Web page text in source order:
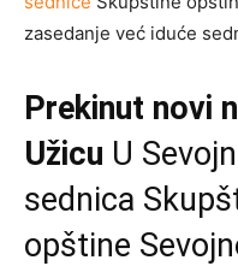
zasedanje već iduće
Prekinut novi
Užicu U
sednica
opštine